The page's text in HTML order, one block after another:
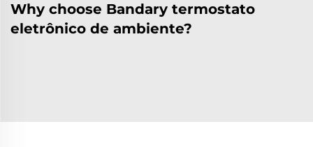
Why choose Bandary termostato
eletrônico de ambiente?